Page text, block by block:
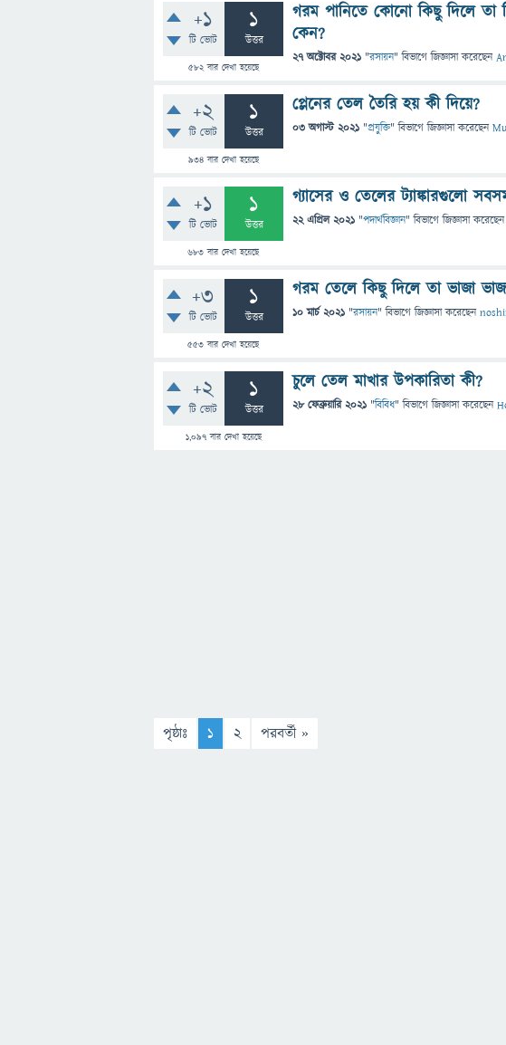
+1
টি ভোট
1
উত্তর
582বার দেখা হয়েছে
গরম পানিতে কোনো কিছু দিলে তা
কেন?
27 অক্টোবর 2021 "রসায়ন" বিভাগে জিজ্ঞাসাকরেছেন
+2
টি ভোট
1
উত্তর
934বার দেখা হয়েছে
প্লেনের তেল তৈরি হয় কী দিয়ে?
03 অগাস্ট 2021 "প্রযুক্তি" বিভাগে জিজ্ঞাসাকরেছেন
+1
টি ভোট
1
উত্তর
683 বার দেখা হয়েছে
গ্যাসের ও তেলের ট্যাঙ্কারগুলো
22 এপ্রিল 2021 "পদার্থবিজ্ঞান" বিভাগে জিজ্ঞাসাকরেছেন
+3
টি ভোট
1
উত্তর
553 বার দেখা হয়েছে
গরম তেলে কিছু দিলে তা ভাজা
10 মার্চ 2021 "রসায়ন" বিভাগে জিজ্ঞাসাকরেছেন
+2
টি ভোট
1
উত্তর
1,097বার দেখা হয়েছে
চুলে তেল মাখার উপকারিতা কী?
28 ফেব্রুয়ারি 2021 "বিবিধ" বিভাগে জিজ্ঞাসাকরেছেন
পৃষ্ঠাঃ 1 2 পরবর্তী »